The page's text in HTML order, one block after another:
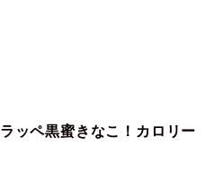
ッペ黒蜜きなこ！カロリー